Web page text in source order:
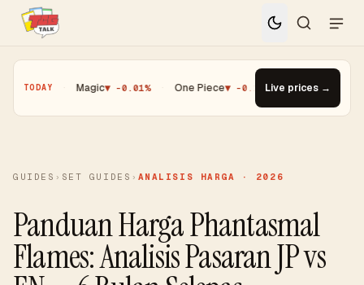
TODAY
0.25% · Magic▼ -0.01% · One Piece▼ -0.14% · Top Gainer ·
Live prices →
GUIDES › SET GUIDES › ANALISIS HARGA · 2026
Panduan Harga Phantasmal
Flames: Analisis Pasaran JP vs